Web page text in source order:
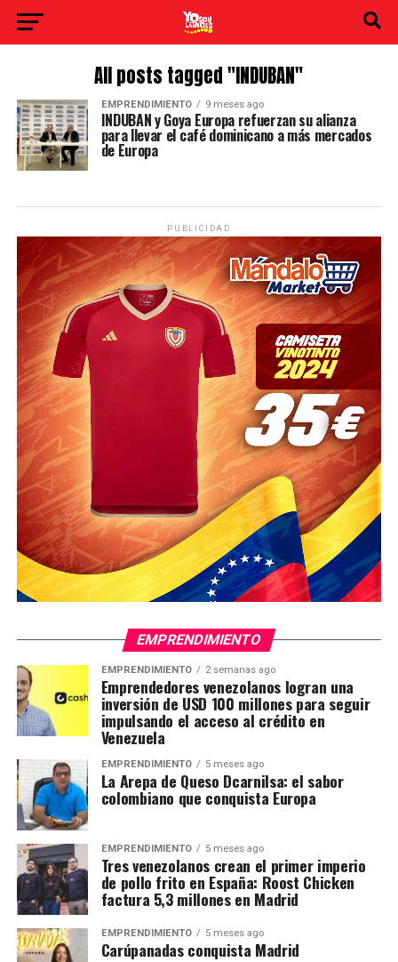
All posts tagged "INDUBAN"
EMPRENDIMIENTO 9 meses ago
INDUBAN y Goya Europa refuerzan su alianza
para llevar el café dominicano a más mercados
de Europa
PUBLICIDAD
EMPRENDIMIENTO
EMPRENDIMIENTO 2 semanas ago
Emprendedores venezolanos logran una
inversión de USD 100 millones para seguir
impulsando el acceso al crédito en
Venezuela
EMPRENDIMIENTO 5 meses ago
La Arepa de Queso Dcarnilsa: el sabor
colombiano que conquista Europa
EMPRENDIMIENTO 5 meses ago
Tres venezolanos crean el primer imperio
de pollo frito en España: Roost Chicken
factura 5,3 millones en Madrid
EMPRENDIMIENTO 5 meses ago
Carúpanadas conquista Madrid